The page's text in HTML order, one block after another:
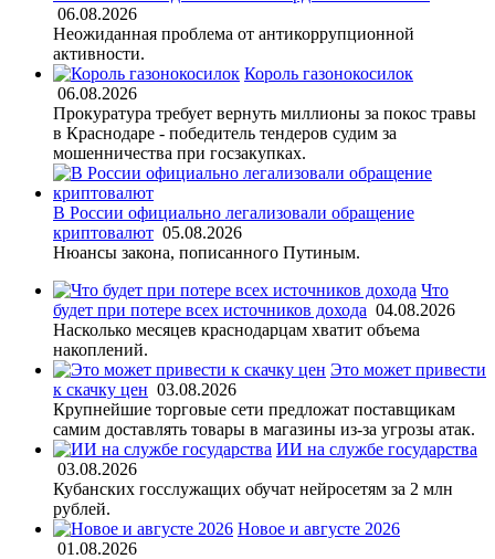
06.08.2026
Неожиданная проблема от антикоррупционной
активности.
Король газонокосилок
06.08.2026
Прокуратура требует вернуть миллионы за покос травы
в Краснодаре - победитель тендеров судим за
мошенничества при госзакупках.
В России официально легализовали обращение
криптовалют 05.08.2026
Нюансы закона, пописанного Путиным.
Что
будет при потере всех источников дохода 04.08.2026
Насколько месяцев краснодарцам хватит объема
накоплений.
Это может привести
к скачку цен 03.08.2026
Крупнейшие торговые сети предложат поставщикам
самим доставлять товары в магазины из-за угрозы атак.
ИИ на службе государства
03.08.2026
Кубанских госслужащих обучат нейросетям за 2 млн
рублей.
Новое и августе 2026
01.08.2026